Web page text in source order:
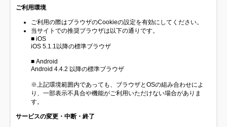
ご利用環境
ご利用の際はブラウザのCookieの設定を有効にしてください。
当サイトでの推奨ブラウザは以下の通りです。
■ iOS
iOS 5.1.1以降の標準ブラウザ
■ Android
Android 4.4.2 以降の標準ブラウザ
※上記環境範囲内であっても、ブラウザとOSの組み合わせによ
り、一部表示不具合や機能がご利用いただけない場合がありま
す。
サービスの変更・中断・終了